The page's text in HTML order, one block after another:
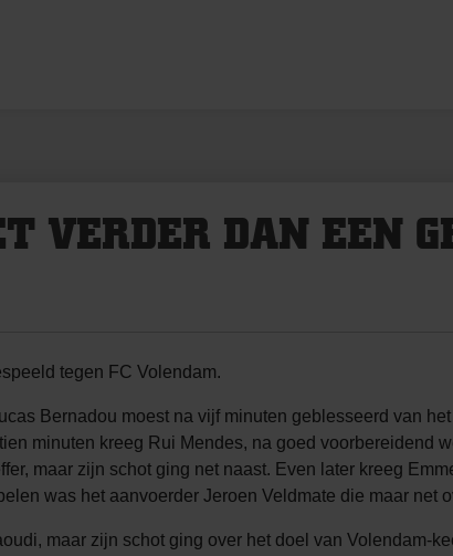
VERDER DAN EEN
tegen FC Volendam.
Bernadou moest na vijf minuten geblesseerd van
minuten kreeg Rui Mendes, na goed voorbereidend
maar zijn schot ging net naast. Even later kreeg
was het aanvoerder Jeroen Veldmate die maar net
maar zijn schot ging over het doel van Volendam-